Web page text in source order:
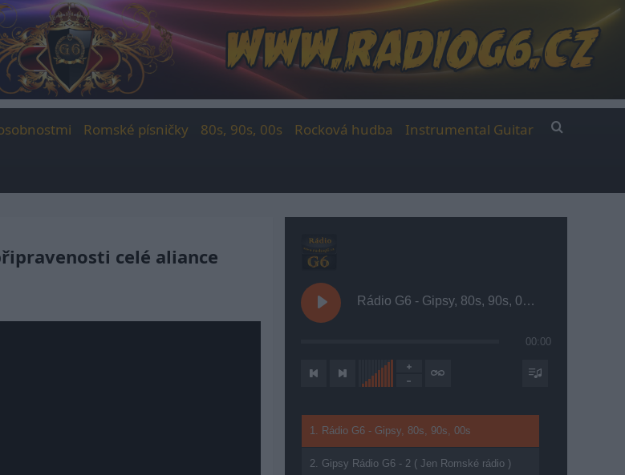
Romské písničky 80s, 90s, 00s Rocková hudba Instrumental Guitar
celé aliance
Rádio G6 - Gipsy, 80s, 90s, 00s
00:00
1. Rádio G6 - Gipsy, 80s, 90s, 00s
2. Gipsy Rádio G6 - 2 ( Jen Romské rádio )